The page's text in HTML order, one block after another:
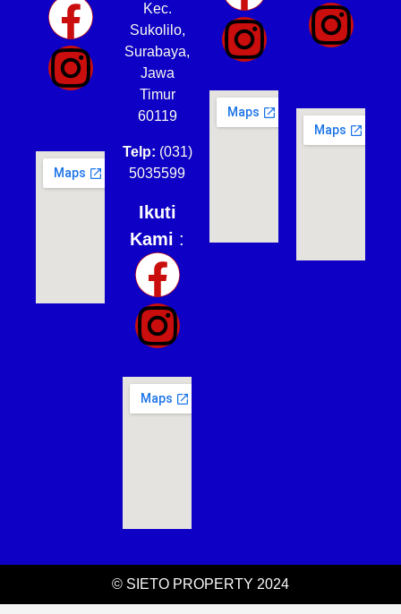
Kec.
Sukolilo,
Surabaya,
Jawa
Timur
60119
Telp: (031)
5035599
Ikuti
Kami :
© SIETO PROPERTY 2024